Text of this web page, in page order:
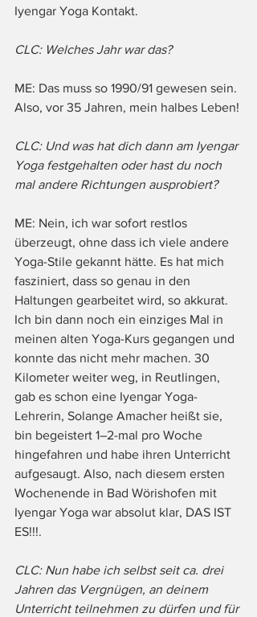
Iyengar Yoga Kontakt.
CLC: Welches Jahr war das?
ME: Das muss so 1990/91 gewesen sein.
Also, vor 35 Jahren, mein halbes Leben!
CLC: Und was hat dich dann am Iyengar
Yoga festgehalten oder hast du noch
mal andere Richtungen ausprobiert?
ME: Nein, ich war sofort restlos
überzeugt, ohne dass ich viele andere
Yoga-Stile gekannt hätte. Es hat mich
fasziniert, dass so genau in den
Haltungen gearbeitet wird, so akkurat.
Ich bin dann noch ein einziges Mal in
meinen alten Yoga-Kurs gegangen und
konnte das nicht mehr machen. 30
Kilometer weiter weg, in Reutlingen,
gab es schon eine Iyengar Yoga-
Lehrerin, Solange Amacher heißt sie,
bin begeistert 1–2-mal pro Woche
hingefahren und habe ihren Unterricht
aufgesaugt. Also, nach diesem ersten
Wochenende in Bad Wörishofen mit
Iyengar Yoga war absolut klar, DAS IST
ES!!!.
CLC: Nun habe ich selbst seit ca. drei
Jahren das Vergnügen, an deinem
Unterricht teilnehmen zu dürfen und für